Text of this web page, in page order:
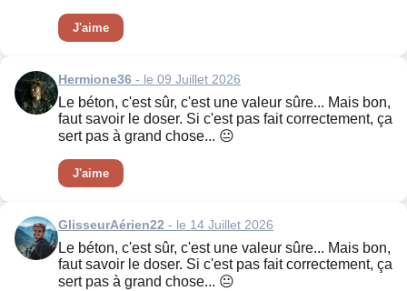
J'aime
Hermione36 - le 09 Juillet 2026
Le béton, c'est sûr, c'est une valeur sûre... Mais bon,
faut savoir le doser. Si c'est pas fait correctement, ça
sert pas à grand chose... 😐
J'aime
GlisseurAérien22 - le 14 Juillet 2026
Le béton, c'est sûr, c'est une valeur sûre... Mais bon,
faut savoir le doser. Si c'est pas fait correctement, ça
sert pas à grand chose... 😐